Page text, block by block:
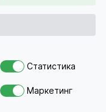
?
Статистика
Маркетинг